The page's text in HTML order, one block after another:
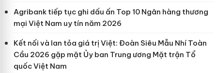
Agribank tiếp tục ghi dấu ấn Top 10 Ngân hàng thương
mại Việt Nam uy tín năm 2026
Kết nối và lan tỏa giá trị Việt: Đoàn Siêu Mẫu Nhí Toàn
Cầu 2026 gặp mặt Ủy ban Trung ương Mặt trận Tổ
quốc Việt Nam